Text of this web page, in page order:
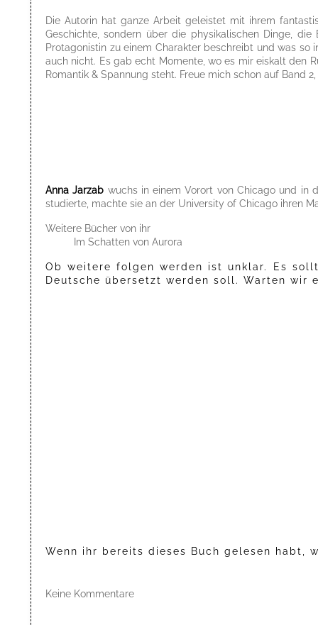
Die Autorin hat ganze Arbeit geleistet mit ihrem
Geschichte, sondern über die physikalischen Dinge,
Protagonistin zu einem Charakter beschreibt und was
auch nicht. Es gab echt Momente, wo es mir eiskalt den
Romantik & Spannung steht. Freue mich schon auf Band
Anna Jarzab wuchs in einem Vorort von Chicago und in
studierte, machte sie an der University of Chicago ihren
Weitere Bücher von ihr
Im Schatten von Aurora
Ob weitere folgen werden ist unklar. Es
Deutsche übersetzt werden soll. Warten wir
Wenn ihr bereits dieses Buch gelesen habt,
Keine Kommentare